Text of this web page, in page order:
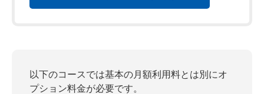
以下のコースでは基本の月額利用料とは別にオ
プション料金が必要です。